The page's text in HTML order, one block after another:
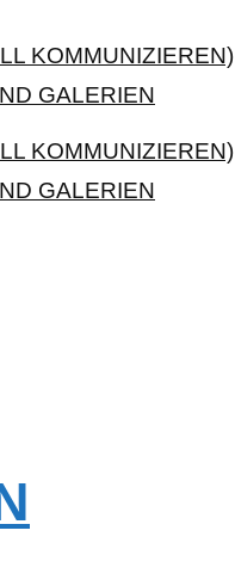
KOMMUNIZIEREN)
GALERIEN
KOMMUNIZIEREN)
GALERIEN